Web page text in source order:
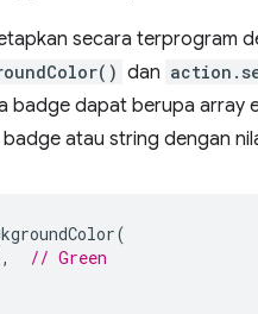
secara terprogram
dan
badge dapat berupa
atau string dengan
(
// Green